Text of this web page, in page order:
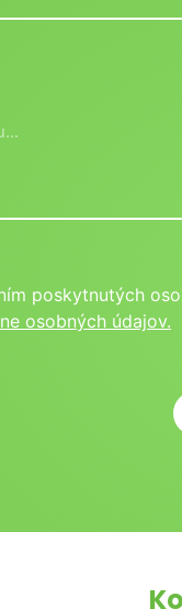
poskytnutých
osobných údajov.